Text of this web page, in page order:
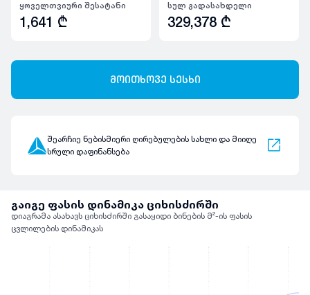
ყოველთვიური შესატანი
1,641 ₾
სულ გადასახდელი
329,378 ₾
მოითხოვე სესხი
შეარჩიე ნებისმიერი ღირებულების სახლი და მიიღე
სრული დაფინანსება
გაიგე ფასის დინამიკა ციხისძირში
დიაგრამა ასახავს ციხისძირში გასაყიდი ბინების მ²-ის ფასის
ცვლილების დინამიკას